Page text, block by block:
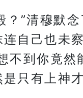
？”清穆默
连自己也未
不到你竟然
只有上神